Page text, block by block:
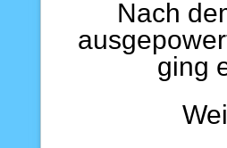
Nach
ging